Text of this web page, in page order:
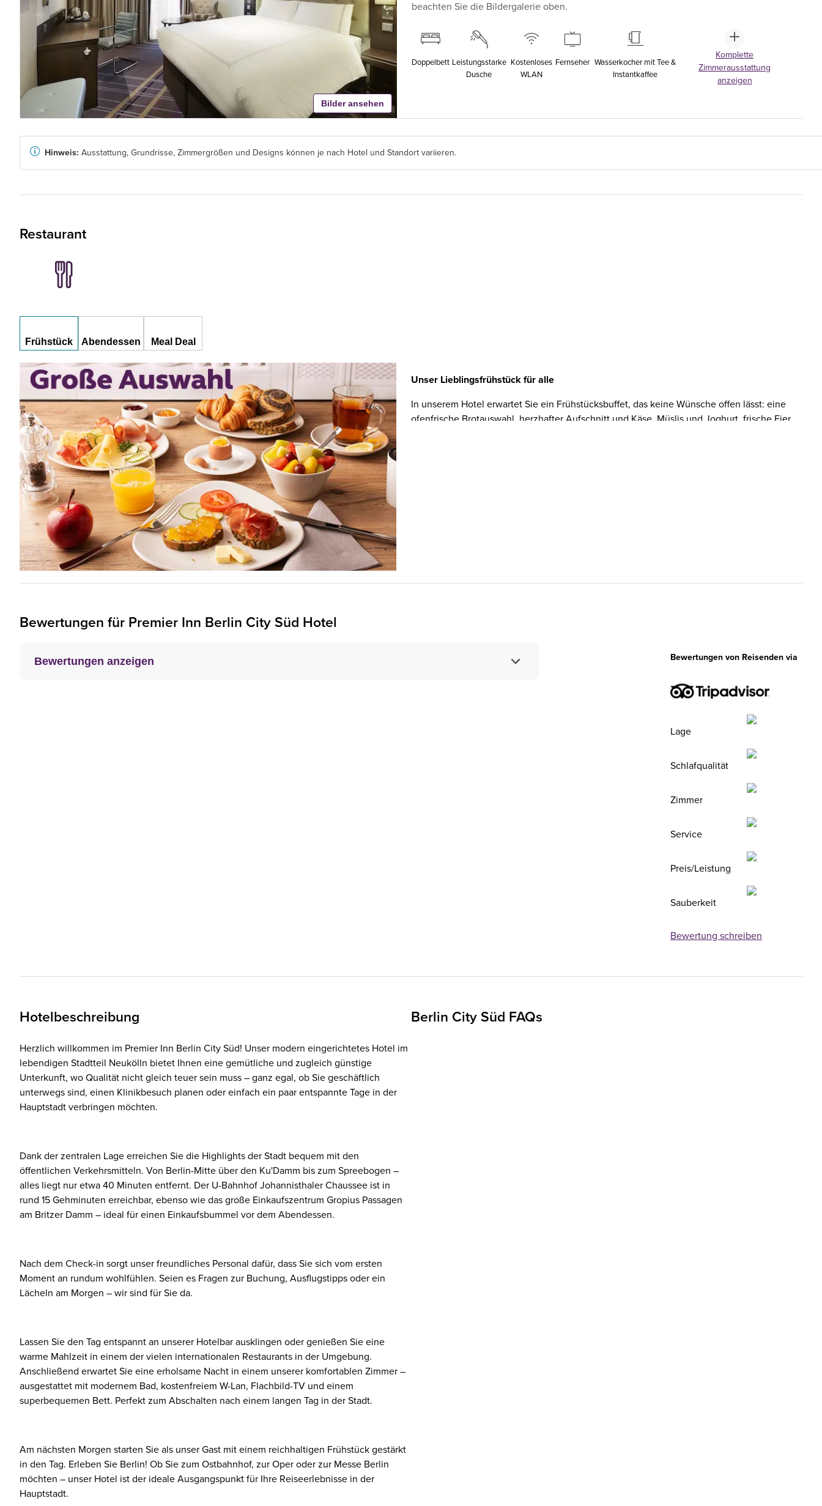
Bilder ansehen
beachten Sie die Bildergalerie oben.
Doppelbett Leistungsstarke
Dusche
Kostenloses
WLAN
Fernseher Wasserkocher mit Tee &
Instantkaffee
Komplette
Zimmerausstattung
anzeigen
Hinweis: Ausstattung, Grundrisse, Zimmergrößen und Designs können je nach Hotel und Standort variieren.
Restaurant
Frühstück Abendessen Meal Deal
Unser Lieblingsfrühstück für alle
In unserem Hotel erwartet Sie ein Frühstücksbuffet, das keine Wünsche offen lässt: eine
ofenfrische Brotauswahl, herzhafter Aufschnitt und Käse, Müslis und Joghurt, frische Eier,
Bewertungen für Premier Inn Berlin City Süd Hotel
Bewertungen anzeigen Bewertungen von Reisenden via
Lage
Schlafqualität
Zimmer
Service
Preis/Leistung
Sauberkeit
Bewertung schreiben
Hotelbeschreibung
Herzlich willkommen im Premier Inn Berlin City Süd! Unser modern eingerichtetes Hotel im
lebendigen Stadtteil Neukölln bietet Ihnen eine gemütliche und zugleich günstige
Unterkunft, wo Qualität nicht gleich teuer sein muss – ganz egal, ob Sie geschäftlich
unterwegs sind, einen Klinikbesuch planen oder einfach ein paar entspannte Tage in der
Hauptstadt verbringen möchten.
Dank der zentralen Lage erreichen Sie die Highlights der Stadt bequem mit den
öffentlichen Verkehrsmitteln. Von Berlin-Mitte über den Ku'Damm bis zum Spreebogen –
alles liegt nur etwa 40 Minuten entfernt. Der U-Bahnhof Johannisthaler Chaussee ist in
rund 15 Gehminuten erreichbar, ebenso wie das große Einkaufszentrum Gropius Passagen
am Britzer Damm – ideal für einen Einkaufsbummel vor dem Abendessen.
Nach dem Check-in sorgt unser freundliches Personal dafür, dass Sie sich vom ersten
Moment an rundum wohlfühlen. Seien es Fragen zur Buchung, Ausflugstipps oder ein
Lächeln am Morgen – wir sind für Sie da.
Lassen Sie den Tag entspannt an unserer Hotelbar ausklingen oder genießen Sie eine
warme Mahlzeit in einem der vielen internationalen Restaurants in der Umgebung.
Anschließend erwartet Sie eine erholsame Nacht in einem unserer komfortablen Zimmer –
ausgestattet mit modernem Bad, kostenfreiem W-Lan, Flachbild-TV und einem
superbequemen Bett. Perfekt zum Abschalten nach einem langen Tag in der Stadt.
Am nächsten Morgen starten Sie als unser Gast mit einem reichhaltigen Frühstück gestärkt
in den Tag. Erleben Sie Berlin! Ob Sie zum Ostbahnhof, zur Oper oder zur Messe Berlin
möchten – unser Hotel ist der ideale Ausgangspunkt für Ihre Reiseerlebnisse in der
Hauptstadt.
Berlin City Süd FAQs